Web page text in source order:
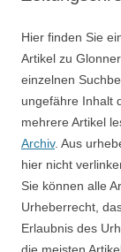
Suchen nach:
Hier finden Sie
Artikel zu
einzelnen
ungefähre Inhalt
mehrere Artikel
Archiv. Aus
hier nicht
Sie können alle
Urheberrecht,
Erlaubnis des